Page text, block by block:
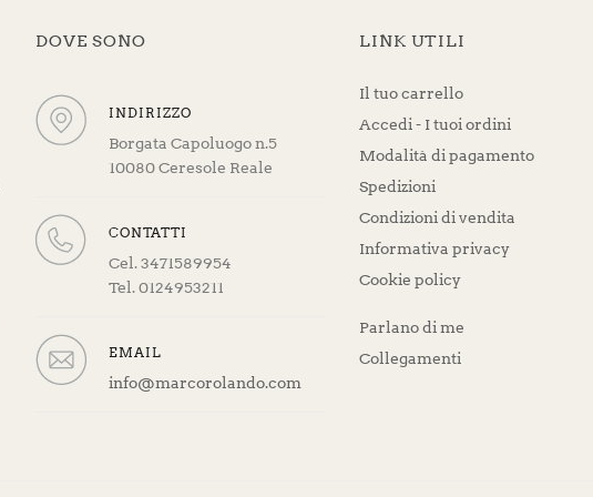
DOVE SONO
INDIRIZZO
Borgata Capoluogo n.5
10080 Ceresole Reale
CONTATTI
Cel. 3471589954
Tel. 0124953211
EMAIL
info@marcorolando.com
LINK UTILI
Il tuo carrello
Accedi - I tuoi ordini
Modalità di pagamento
Spedizioni
Condizioni di vendita
Informativa privacy
Cookie policy
Parlano di me
Collegamenti